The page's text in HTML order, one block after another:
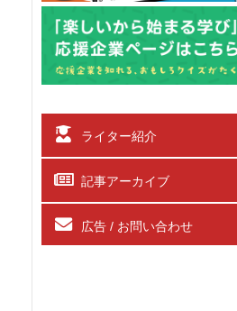
ライター紹介
記事アーカイブ
広告 / お問い合わせ